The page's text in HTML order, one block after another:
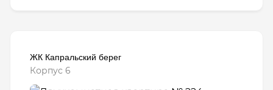
ЖК Капральский берег
Корпус 6